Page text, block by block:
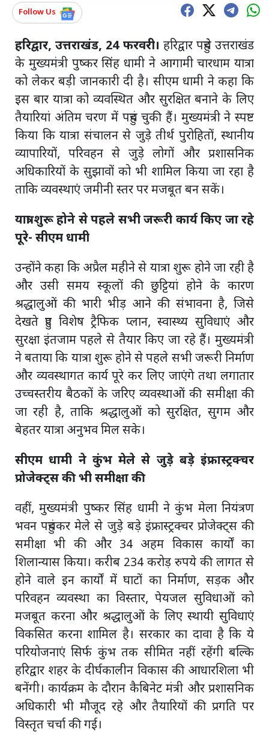
Follow Us
हरिद्वार, उत्तराखंड, 24 फरवरी। हरिद्वार पहुंचे उत्तराखंड
के मुख्यमंत्री पुष्कर सिंह धामी ने आगामी चारधाम यात्रा
को लेकर बड़ी जानकारी दी है। सीएम धामी ने कहा कि
इस बार यात्रा को व्यवस्थित और सुरक्षित बनाने के लिए
तैयारियां अंतिम चरण में पहुंच चुकी हैं। मुख्यमंत्री ने स्पष्ट
किया कि यात्रा संचालन से जुड़े तीर्थ पुरोहितों, स्थानीय
व्यापारियों, परिवहन से जुड़े लोगों और प्रशासनिक
अधिकारियों के सुझावों को भी शामिल किया जा रहा है
ताकि व्यवस्थाएं जमीनी स्तर पर मजबूत बन सकें।
यात्रा शुरू होने से पहले सभी जरूरी कार्य किए जा रहे
पूरे- सीएम धामी
उन्होंने कहा कि अप्रैल महीने से यात्रा शुरू होने जा रही है
और उसी समय स्कूलों की छुट्टियां होने के कारण
श्रद्धालुओं की भारी भीड़ आने की संभावना है, जिसे
देखते हुए विशेष ट्रैफिक प्लान, स्वास्थ्य सुविधाएं और
सुरक्षा इंतजाम पहले से तैयार किए जा रहे हैं। मुख्यमंत्री
ने बताया कि यात्रा शुरू होने से पहले सभी जरूरी निर्माण
और व्यवस्थागत कार्य पूरे कर लिए जाएंगे तथा लगातार
उच्चस्तरीय बैठकों के जरिए व्यवस्थाओं की समीक्षा की
जा रही है, ताकि श्रद्धालुओं को सुरक्षित, सुगम और
बेहतर यात्रा अनुभव मिल सके।
सीएम धामी ने कुंभ मेले से जुड़े बड़े इंफ्रास्ट्रक्चर
प्रोजेक्ट्स की भी समीक्षा की
वहीं, मुख्यमंत्री पुष्कर सिंह धामी ने कुंभ मेला नियंत्रण
भवन पहुंचकर मेले से जुड़े बड़े इंफ्रास्ट्रक्चर प्रोजेक्ट्स की
समीक्षा भी की और 34 अहम विकास कार्यों का
शिलान्यास किया। करीब 234 करोड़ रुपये की लागत से
होने वाले इन कार्यों में घाटों का निर्माण, सड़क और
परिवहन व्यवस्था का विस्तार, पेयजल सुविधाओं को
मजबूत करना और श्रद्धालुओं के लिए स्थायी सुविधाएं
विकसित करना शामिल है। सरकार का दावा है कि ये
परियोजनाएं सिर्फ कुंभ तक सीमित नहीं रहेंगी बल्कि
हरिद्वार शहर के दीर्घकालीन विकास की आधारशिला भी
बनेंगी। कार्यक्रम के दौरान कैबिनेट मंत्री और प्रशासनिक
अधिकारी भी मौजूद रहे और तैयारियों की प्रगति पर
विस्तृत चर्चा की गई।